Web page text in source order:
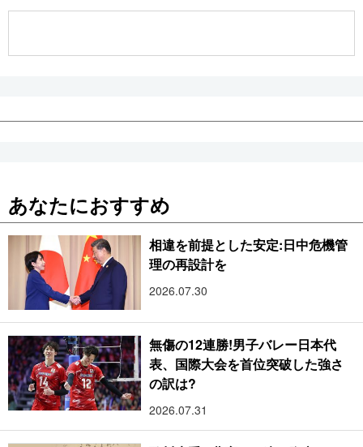
あなたにおすすめ
相違を前提とした安定:日中危機管
理の再設計を
2026.07.30
無傷の12連勝!男子バレー日本代
表、国際大会を首位突破した強さ
の訳は?
2026.07.31